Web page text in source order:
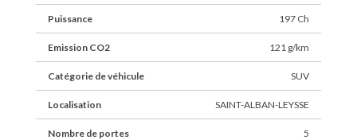
Puissance 197 Ch
Emission CO2 121 g/km
Catégorie de véhicule SUV
Localisation SAINT-ALBAN-LEYSSE
Nombre de portes 5